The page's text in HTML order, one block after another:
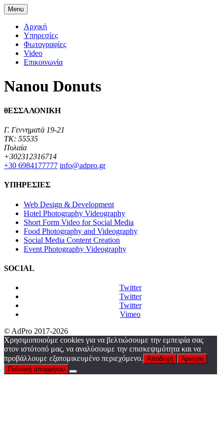
Menu
Αρχική
Υπηρεσίες
Φωτογραφίες
Video
Επικοινωνία
Nanou Donuts
θΕΣΣΑΛΟΝΙΚΗ
Γ. Γεννηματά 19-21
TK: 55535
Πυλαία
+302312316714
+30 6984177777‬ info@adpro.gr
ΥΠΗΡΕΣΙΕΣ
Web Design & Development
Hotel Photography Videography
Short Form Video for Social Media
Food Photography and Videography
Social Media Content Creation
Event Photography Videography
SOCIAL
Twitter
Twitter
Twitter
Vimeo
© AdPro 2017-2026
Χρησιμοποιούμε cookies για να βελτιώσουμε την εμπειρία σας
στον ιστότοπό μας, να αναλύσουμε την επισκεψιμότητα και να
προβάλλουμε εξατομικευμένο περιεχόμενο. Αποδοχή
Άρνηση
Πολιτική απορρήτου